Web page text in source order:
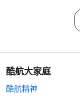
酷航大家庭
酷航精神